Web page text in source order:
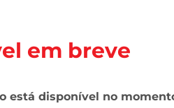
em breve